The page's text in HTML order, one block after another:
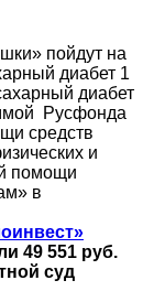
пойдут на
диабет 1
диабет
Русфонда
средств
и
помощи
в
49 551 руб.
суд